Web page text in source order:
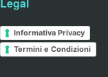
Informativa Privacy
Termini e Condizioni